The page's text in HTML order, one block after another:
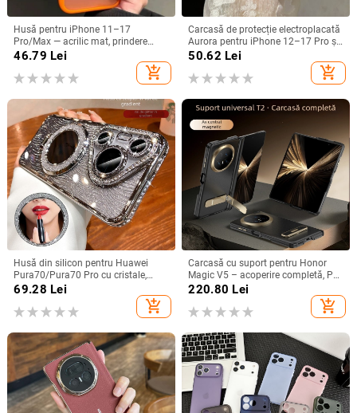
Husă pentru iPhone 11–17
Pro/Max — acrilic mat, prindere
magnetică, protecție anti-cadere,
46.79 Lei
add_shopping_cart
Carcasă de protecție electroplacată
Aurora pentru iPhone 12–17 Pro și
Pro Max, acoperire completă, anti-
50.62 Lei
add_shopping_cart
Husă din silicon pentru Huawei
Pura70/Pura70 Pro cu cristale,
transparentă, estetică, suport
încorporat și disipare a căldurii
69.28 Lei
add_shopping_cart
Carcasă cu suport pentru Honor
Magic V5 – acoperire completă, PC
mat, anti-cădere, anti-amprente
220.80 Lei
add_shopping_cart